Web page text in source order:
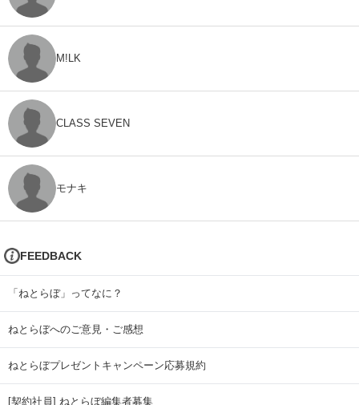
M!LK
CLASS SEVEN
モナキ
FEEDBACK
「ねとらぼ」ってなに？
ねとらぼへのご意見・ご感想
ねとらぼプレゼントキャンペーン応募規約
[契約社員] ねとらぼ編集者募集